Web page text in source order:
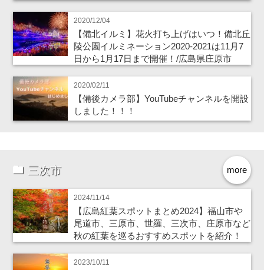
2020/12/04
【備北イルミ】花火打ち上げはいつ！備北丘
陵公園イルミネーション2020-2021は11月7
日から1月17日まで開催！/広島県庄原市
2020/02/11
【備後カメラ部】YouTubeチャンネルを開設
しました！！！
more
三次市
2024/11/14
【広島紅葉スポットまとめ2024】福山市や
尾道市、三原市、世羅、三次市、庄原市など
秋の紅葉を巡るおすすめスポットを紹介！
2023/10/11